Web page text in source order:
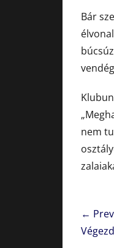
Bár
nem
←